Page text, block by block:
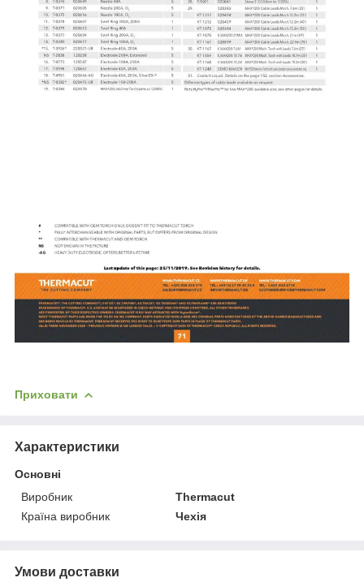
Приховати
Характеристики
Основні
Виробник
Thermacut
Країна виробник
Чехія
Умови доставки